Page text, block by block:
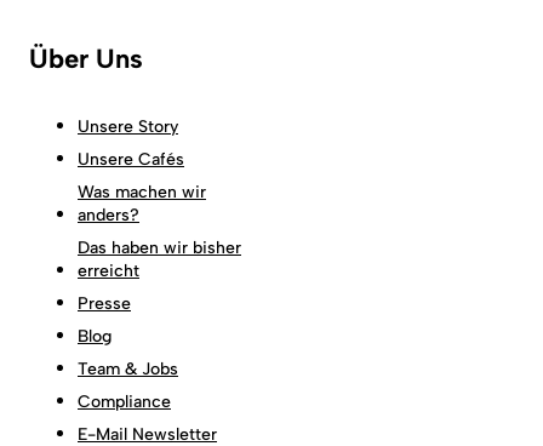
Über Uns
Unsere Story
Unsere Cafés
Was machen wir
anders?
Das haben wir bisher
erreicht
Presse
Blog
Team & Jobs
Compliance
E-Mail Newsletter